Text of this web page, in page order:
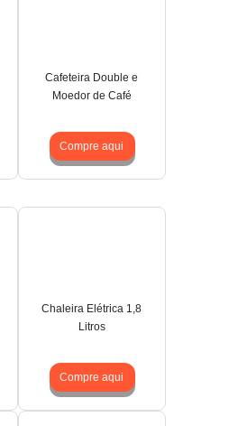
Cafeteira Double e
Moedor de Café
Compre aqui
Chaleira Elétrica 1,8
Litros
Compre aqui